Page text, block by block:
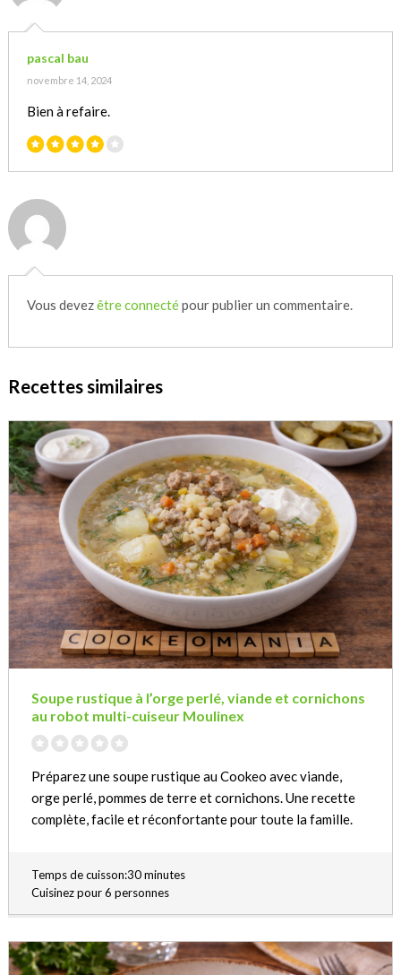
pascal bau
novembre 14, 2024
Bien à refaire.
Vous devezêtre connectépour publier un commentaire.
Recettes similaires
Soupe rustique à l’orge perlé, viande et cornichons
au robot multi-cuiseur Moulinex
Préparez une soupe rustique au Cookeo avec viande,
orge perlé, pommes de terre et cornichons. Une recette
complète, facile et réconfortante pour toute la famille.
Temps de cuisson:30 minutes
Cuisinez pour 6 personnes